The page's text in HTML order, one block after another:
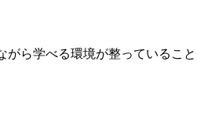
がら学べる環境が整っているこ